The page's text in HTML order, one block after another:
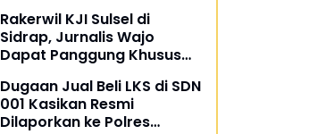
Bulukumba
Rakerwil KJI Sulsel di
Sidrap, Jurnalis Wajo
Dapat Panggung Khusus
Dugaan Jual Beli LKS di SDN
001 Kasikan Resmi
Dilaporkan ke Polres